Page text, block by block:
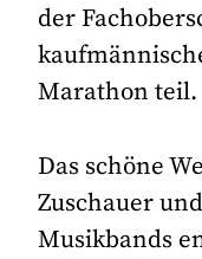
der
Marathon teil.
Das schöne
Zuschauer
Musikbands